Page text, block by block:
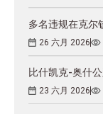
多名违规在克尔
26 六月 2026
比什凯克-奥什
23 六月 2026